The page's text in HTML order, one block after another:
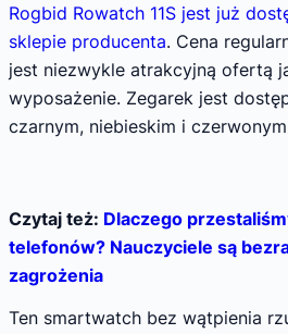
Rogbid Rowatch 11S jest już
sklepie producenta. Cena
jest niezwykle atrakcyjną ofertą
wyposażenie. Zegarek jest
czarnym, niebieskim i
Czytaj też: Dlaczego
telefonów? Nauczyciele są
zagrożenia
Ten smartwatch bez wątpienia